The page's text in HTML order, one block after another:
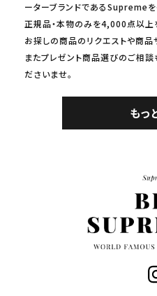
ーターブランドであるSupremeを
正規品・本物のみを4,000点以上
お探しの商品のリクエストや商品
またプレゼント商品選びのご相
ださいませ。
もっ